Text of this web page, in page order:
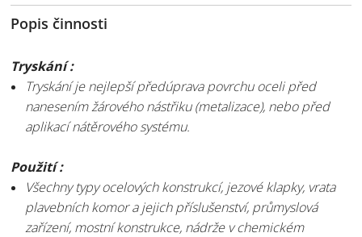
Popis činnosti
Tryskání :
Tryskání je nejlepší předúprava povrchu oceli před
nanesením žárového nástřiku (metalizace), nebo před
aplikací nátěrového systému.
Použití :
Všechny typy ocelových konstrukcí, jezové klapky, vrata
plavebních komor a jejich příslušenství, průmyslová
zařízení, mostní konstrukce, nádrže v chemickém